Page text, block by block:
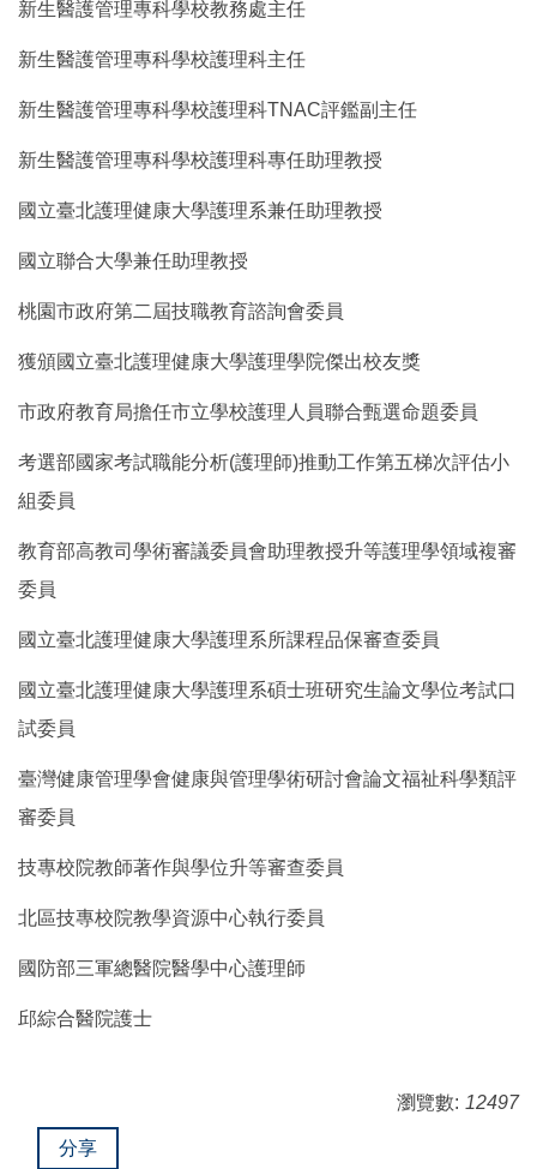
新生醫護管理專科學校教務處主任
新生醫護管理專科學校護理科主任
新生醫護管理專科學校護理科TNAC評鑑副主任
新生醫護管理專科學校護理科專任助理教授
國立臺北護理健康大學護理系兼任助理教授
國立聯合大學兼任助理教授
桃園市政府第二屆技職教育諮詢會委員
獲頒國立臺北護理健康大學護理學院傑出校友獎
市政府教育局擔任市立學校護理人員聯合甄選命題委員
考選部國家考試職能分析(護理師)推動工作第五梯次評估小
組委員
教育部高教司學術審議委員會助理教授升等護理學領域複審
委員
國立臺北護理健康大學護理系所課程品保審查委員
國立臺北護理健康大學護理系碩士班研究生論文學位考試口
試委員
臺灣健康管理學會健康與管理學術研討會論文福祉科學類評
審委員
技專校院教師著作與學位升等審查委員
北區技專校院教學資源中心執行委員
國防部三軍總醫院醫學中心護理師
邱綜合醫院護士
瀏覽數: 12497
分享